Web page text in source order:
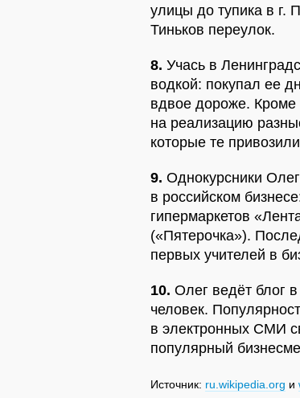
улицы до тупика в
Тиньков переулок.
8. Учась в
водкой: покупал ее
вдвое дороже. Кроме
на реализацию
которые те
9. Однокурсники
в российском
гипермаркетов
(«Пятерочка»).
первых учителей в
10. Олег ведёт блог
человек.
в электронных СМИ
популярный
Источник: ru.wikipedia.org и